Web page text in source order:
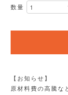
数量
【お知らせ】
原材料費の高騰な